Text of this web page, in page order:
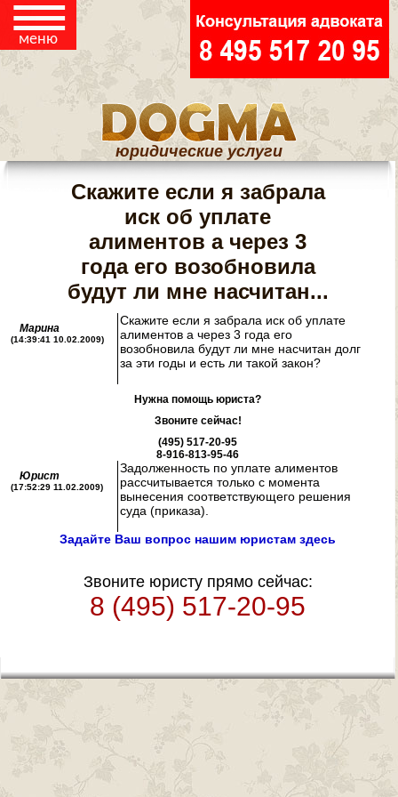
В ОБЩЕНИИ С РЕБЕНКОМ
НАСЛЕДСТВО
ЖИЛИЩНЫЕ
СПОРЫ
ЮРИДИЧЕСКАЯ
ПОМОЩЬ
ПОТРЕБИТЕЛЯМ
РЕГИСТРАЦИЯ И
ЛИКВИДАЦИЯ ООО
И ИП
КОНТАКТЫ
ЮРИДИЧЕСКИЕ
СТАТЬИ
☰
меню
юридические услуги
Скажите если я забрала
иск об уплате
алиментов а через 3
года его возобновила
будут ли мне насчитан...
Марина
(14:39:41 10.02.2009)
Скажите если я забрала иск об уплате
алиментов а через 3 года его
возобновила будут ли мне насчитан долг
за эти годы и есть ли такой закон?
Нужна помощь юриста?
Звоните сейчас!
(495) 517-20-95
8-916-813-95-46
Юрист
(17:52:29 11.02.2009)
Задолженность по уплате алиментов
рассчитывается только с момента
вынесения соответствующего решения
суда (приказа).
Задайте Ваш вопрос нашим юристам здесь
Звоните юристу прямо сейчас:
8 (495) 517-20-95